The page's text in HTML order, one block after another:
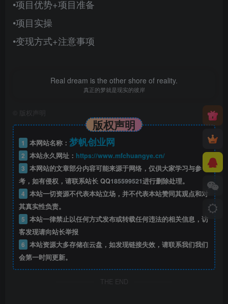
•项目优势+项目准备
•项目实操
•变现方式+注意事项
Real dream is the other shore of reality.
真正的梦就是现实的彼岸
版权声明
版权声明
1 本网站名称： 梦帆创业网
2 本站永久网址： https://www.mfchuangye.cn/
3 本网站的文章部分内容可能来源于网络，仅供大家学习与参
考，如有侵权，请联系站长 QQ185599521进行删除处理。
4 本站一切资源不代表本站立场，并不代表本站赞同其观点和对
其真实性负责。
5 本站一律禁止以任何方式发布或转载任何违法的相关信息，访
客发现请向站长举报
6 本站资源大多存储在云盘，如发现链接失效，请联系我们我们
会第一时间更新。
THE END